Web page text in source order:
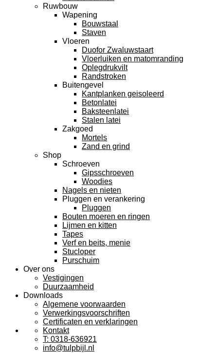
Ruwbouw
Wapening
Bouwstaal
Staven
Vloeren
Duofor Zwaluwstaart
Vloerluiken en matomranding
Oplegdrukvilt
Randstroken
Buitengevel
Kantplanken geisoleerd
Betonlatei
Baksteenlatei
Stalen latei
Zakgoed
Mortels
Zand en grind
Shop
Schroeven
Gipsschroeven
Woodies
Nagels en nieten
Pluggen en verankering
Pluggen
Bouten moeren en ringen
Lijmen en kitten
Tapes
Verf en beits, menie
Stucloper
Purschuim
Over ons
Vestigingen
Duurzaamheid
Downloads
Algemene voorwaarden
Verwerkingsvoorschriften
Certificaten en verklaringen
Kontakt
T: 0318-636921
info@tulpbijl.nl